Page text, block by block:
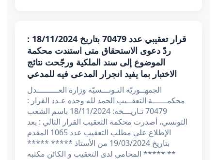
قرار تعقيبي عدد 70479 بتاريخ 18/11/2024 :
ردّ دعوى الاستحقاق متى استندت محكمة
الموضوع إلى سند الملكية ورجّحت نتائج
الاختبار بما يفيد انجرار المدعى فيه للمدعي
الجمهــوريّة التـونـــسيّة وزارة العـــــــــدل
محكمــــــة التعقــيب الحمد لله وحده عـدد القرار :
70479 تـاريـــخه: 18/11/2024 باسم الشعب
التونسي، أصدرت محكمة التعقيب القرار التالي : بعد
الإطلاع على مطلب التعقيب عدد 1065 المقدم
بتاريخ 19/03/2024 من الأستاذ ***** *****
المحامي لدى التعقيب و الكائن مكتبه ***** **